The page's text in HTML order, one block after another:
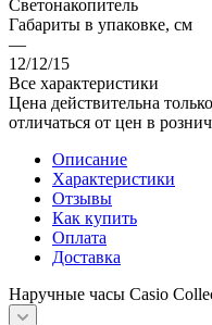
Светонакопитель
Габариты в упаковке, см
—
12/12/15
Все характеристики
Цена действительна
отличаться от цен в
Описание
Характеристики
Отзывы
Как купить
Оплата
Доставка
Наручные часы Casio